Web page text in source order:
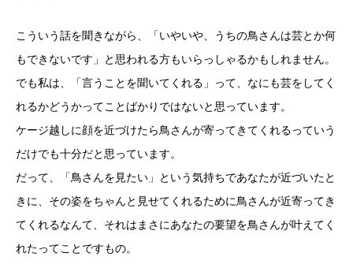
こういう話を聞きながら、「いやいや、うちの鳥さんは芸とか何
もできないです」と思われる方もいらっしゃるかもしれません。
でも私は、「言うことを聞いてくれる」って、なにも芸をしてく
れるかどうかってことばかりではないと思っています。
ケージ越しに顔を近づけたら鳥さんが寄ってきてくれるっていう
だけでも十分だと思っています。
だって、「鳥さんを見たい」という気持ちであなたが近づいたと
きに、その姿をちゃんと見せてくれるために鳥さんが近寄ってき
てくれるなんて、それはまさにあなたの要望を鳥さんが叶えてく
れたってことですもの。